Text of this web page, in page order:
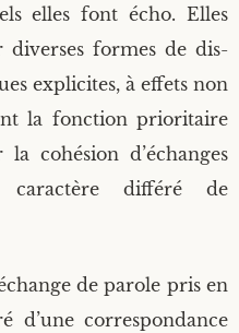
elles font écho. Elles
diverses formes de dis­
expli­cites, à effets non
la fonc­tion prio­ri­taire
cohé­sion d’échanges
carac­tère dif­fé­ré de
de parole pris en
d’une cor­res­pon­dance